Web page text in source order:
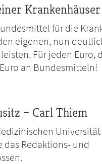
Krankenhäuser
für die
eigenen, nun
Für jeden Euro,
an Bundesmitteln!
– Carl Thiem
Universität
Redaktions- und